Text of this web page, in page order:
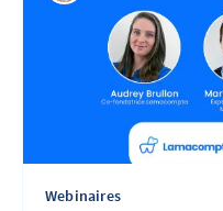
Webinaires